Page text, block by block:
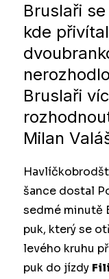
Bruslaři
kde
Bruslaři
Milan
šance dostal
sedmé minutě
puk, který se
levého kruhu
puk do jízdy